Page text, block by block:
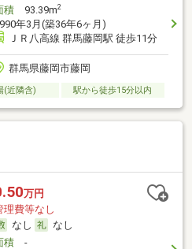
積93.39m2
年3月(築36年6ヶ月)
ＪＲ八高線 群馬藤岡駅 徒歩11分
群馬県藤岡市藤岡
(近隣含) 駅から徒歩15分以内
万円
理費等なし
なし
なし
積-